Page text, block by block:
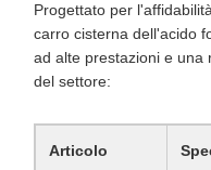
Progettato per
carro cisterna dell'acido
ad alte prestazioni e una
del settore:
Articolo